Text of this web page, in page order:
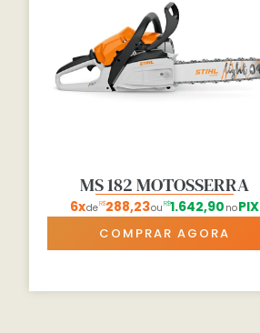
MS 182 MOTOSSERRA
6xdeR$288,23ou R$1.642,90 noPIX
COMPRAR AGORA